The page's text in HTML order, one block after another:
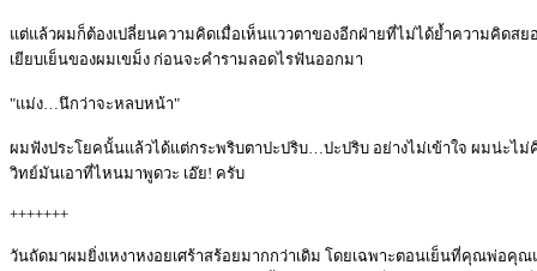
แต่แล้วผมก็ต้องเปลี่ยนความคิดเมื่อเห็นแววตาของอีกฝ่ายที่ไม่ได้ย้ำความคิดส
เยียบเย็นของผมเขม็ง ก่อนจะคำรามลอดไรฟันออกมา
"แม่ง…นึกว่าจะหลบหน้า"
ผมฟังประโยคนั้นแล้วได้แต่กระพริบตาปะปริบ…ปะปริบ อย่างไม่เข้าใจ ผมน่ะไ
วิทย์มันเอาที่ไหนมาพูดวะ เอ๊ย! ครับ
+++++++
วันถัดมาผมยิ่งเหงาหงอยเศร้าสร้อยมากกว่าเดิม โดยเฉพาะตอนเย็นที่คุณพ่อคุ